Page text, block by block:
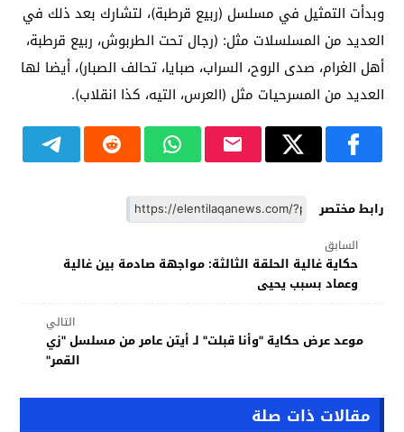
وبدأت التمثيل في مسلسل (ربيع قرطبة)، لتشارك بعد ذلك في
العديد من المسلسلات مثل: (رجال تحت الطربوش، ربيع قرطبة،
أهل الغرام، صدى الروح، السراب، صبايا، تحالف الصبار)، أيضا لها
العديد من المسرحيات مثل (العرس، التيه، كذا انقلاب).
رابط مختصر
السابق
حكاية غالية الحلقة الثالثة: مواجهة صادمة بين غالية
وعماد بسبب يحيى
التالي
موعد عرض حكاية "وأنا قبلت" لـ أيتن عامر من مسلسل "زي
القمر"
مقالات ذات صلة